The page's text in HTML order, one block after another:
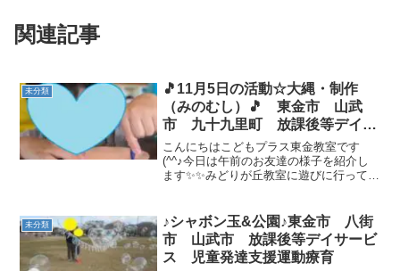
関連記事
未分類
🎵11月5日の活動☆大縄・制作
（みのむし）🎵 東金市 山武
市 九十九里町 放課後等デイサ
ービス 児童発達支援 運動療
育 教室見学
こんにちはこどもプラス東金教室です
(^^♪今日は午前のお友達の様子を紹介し
ます✨✨みどりが丘教室に遊びに行ってき
時間！！みのむしを作りました(*´▽｀*)好
きな色を選...
未分類
♪シャボン玉&公園♪東金市 八街
市 山武市 放課後等デイサービ
ス 児童発達支援運動療育